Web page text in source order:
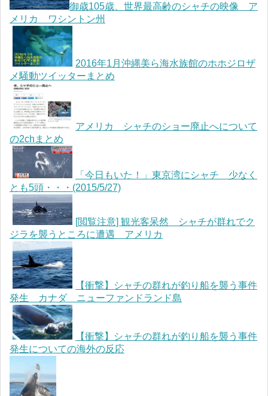
御歳105歳、世界最高齢のシャチの映像 ア
メリカ ワシントン州
2016年1月沖縄美ら海水族館のホホジロザ
メ騒動ツイッターまとめ
アメリカ シャチのショー廃止へについて
の2chまとめ
「今日もいた！」東京湾にシャチ 少なく
とも5頭・・・(2015/5/27)
[閲覧注意] 観光客呆然 シャチが群れでク
ジラを襲うところに遭遇 アメリカ
【衝撃】シャチの群れが釣り船を襲う事件
発生 カナダ ニューファンドランド島
【衝撃】シャチの群れが釣り船を襲う事件
発生についての海外の反応